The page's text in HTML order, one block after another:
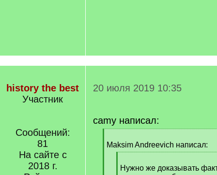
history the best
Участник
Сообщений:
81
На сайте с
2018 г.
20 июля 2019 10:35
camy написал:
q
Maksim Andreevich написал:
q
Нужно же доказывать